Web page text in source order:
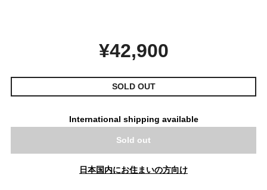
¥42,900
SOLD OUT
International shipping available
Sold out
日本国内にお住まいの方向け